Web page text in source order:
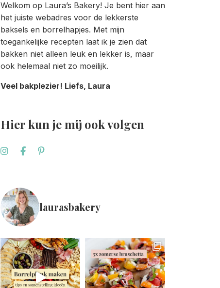
Welkom op Laura’s Bakery! Je bent hier aan
het juiste webadres voor de lekkerste
baksels en borrelhapjes. Met mijn
toegankelijke recepten laat ik je zien dat
bakken niet alleen leuk en lekker is, maar
ook helemaal niet zo moeilijk.
Veel bakplezier! Liefs, Laura
Hier kun je mij ook volgen
laurasbakery